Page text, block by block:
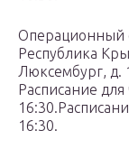
Республика
Люксембург, д.
Расписание
16:30.